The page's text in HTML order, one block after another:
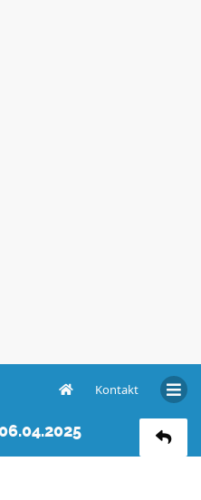
Kontakt